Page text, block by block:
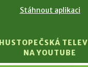
Stáhnout aplikaci
HUSTOPEČSKÁ
NA YOUTUBE